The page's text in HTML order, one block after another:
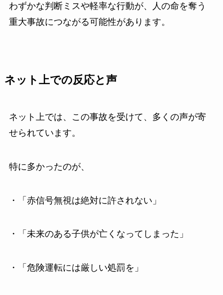
わずかな判断ミスや軽率な行動が、人の命を奪う
重大事故につながる可能性があります。
ネット上での反応と声
ネット上では、この事故を受けて、多くの声が寄
せられています。
特に多かったのが、
・「赤信号無視は絶対に許されない」
・「未来のある子供が亡くなってしまった」
・「危険運転には厳しい処罰を」